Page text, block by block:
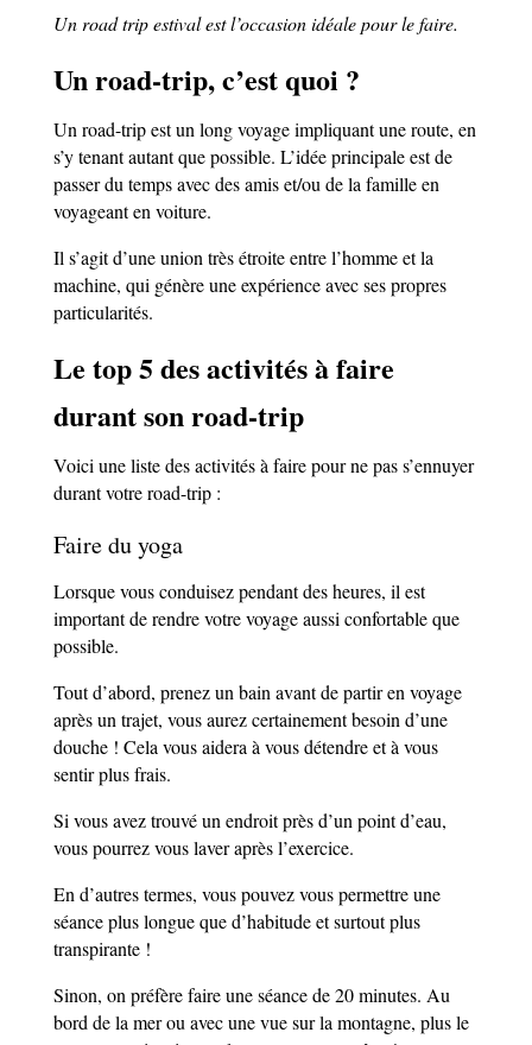
Un road trip estival est l’occasion idéale pour le faire.
Un road-trip, c’est quoi ?
Un road-trip est un long voyage impliquant une route, en
s’y tenant autant que possible. L’idée principale est de
passer du temps avec des amis et/ou de la famille en
voyageant en voiture.
Il s’agit d’une union très étroite entre l’homme et la
machine, qui génère une expérience avec ses propres
particularités.
Le top 5 des activités à faire
durant son road-trip
Voici une liste des activités à faire pour ne pas s’ennuyer
durant votre road-trip :
Faire du yoga
Lorsque vous conduisez pendant des heures, il est
important de rendre votre voyage aussi confortable que
possible.
Tout d’abord, prenez un bain avant de partir en voyage
après un trajet, vous aurez certainement besoin d’une
douche ! Cela vous aidera à vous détendre et à vous
sentir plus frais.
Si vous avez trouvé un endroit près d’un point d’eau,
vous pourrez vous laver après l’exercice.
En d’autres termes, vous pouvez vous permettre une
séance plus longue que d’habitude et surtout plus
transpirante !
Sinon, on préfère faire une séance de 20 minutes. Au
bord de la mer ou avec une vue sur la montagne, plus le